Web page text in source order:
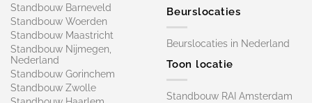
Standbouw Barneveld
Standbouw Woerden
Standbouw Maastricht
Standbouw Nijmegen,
Nederland
Standbouw Gorinchem
Standbouw Zwolle
Beurslocaties
Beurslocaties in Nederland
Toon locatie
Standbouw RAI Amsterdam